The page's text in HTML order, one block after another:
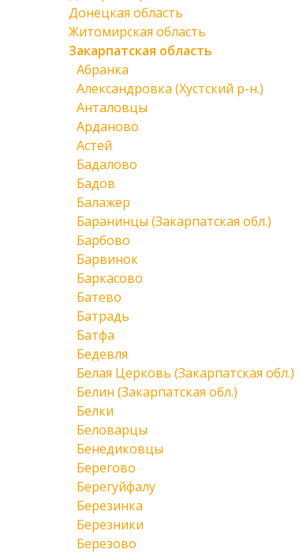
Донецкая область
Житомирская область
Закарпатская область
Абранка
Александровка (Хустский р-н.)
Анталовцы
Арданово
Астей
Бадалово
Бадов
Балажер
Баранинцы (Закарпатская обл.)
Барбово
Барвинок
Баркасово
Батево
Батрадь
Батфа
Бедевля
Белая Церковь (Закарпатская обл.)
Белин (Закарпатская обл.)
Белки
Беловарцы
Бенедиковцы
Берегово
Берегуйфалу
Березинка
Березники
Березово